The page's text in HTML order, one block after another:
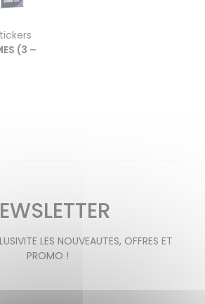
(3 –
LES NOUVEAUTES, OFFRES ET
PROMO !